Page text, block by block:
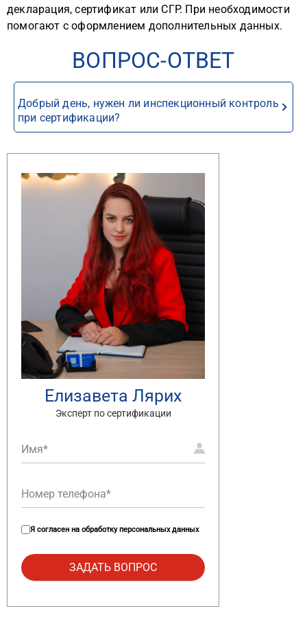
декларация, сертификат или СГР. При необходимости
помогают с оформлением дополнительных данных.
ВОПРОС-ОТВЕТ
Добрый день, нужен ли инспекционный контроль
при сертификации?
Елизавета Лярих
Эксперт по сертификации
Я согласен на обработку персональных данных